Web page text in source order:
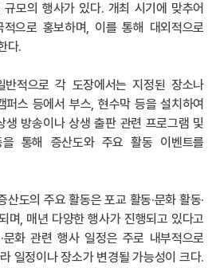
모의 행사가 있다. 개최 시기에 맞추어
으로 홍보하며, 이를 통해 대외적으로
다.
적으로 각 도장에서는 지정된 장소나
퍼스 등에서 부스, 현수막 등을 설치하여
생 방송이나 상생 출판 관련 프로그램 및
을 통해 증산도와 주요 활동 이벤트를
산도의 주요 활동은 포교 활동·문화 활동·
며, 매년 다양한 행사가 진행되고 있다고
화 관련 행사 일정은 주로 내부적으로
일정이나 장소가 변경될 가능성이 크다.